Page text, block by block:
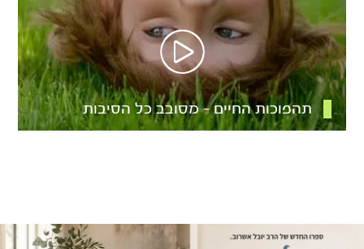
תהפוכות החיים – מסובב כל הסיבות